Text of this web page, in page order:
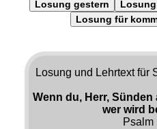
Losung gestern
Losung für
Losung und Lehrtext für
Wenn du, Herr,
wer wird
Psalm